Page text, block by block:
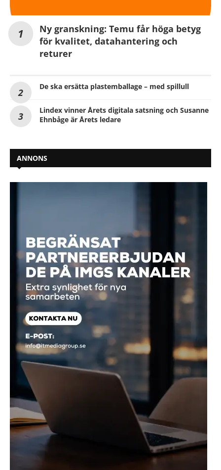
Ny granskning: Temu får höga betyg
för kvalitet, datahantering och
returer
De ska ersätta plastemballage – med spillull
Lindex vinner Årets digitala satsning och Susanne
Ehnbåge är Årets ledare
ANNONS